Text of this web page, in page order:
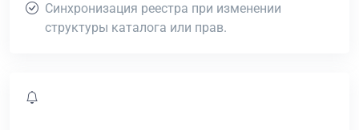
Синхронизация реестра при изменении
структуры каталога или прав.